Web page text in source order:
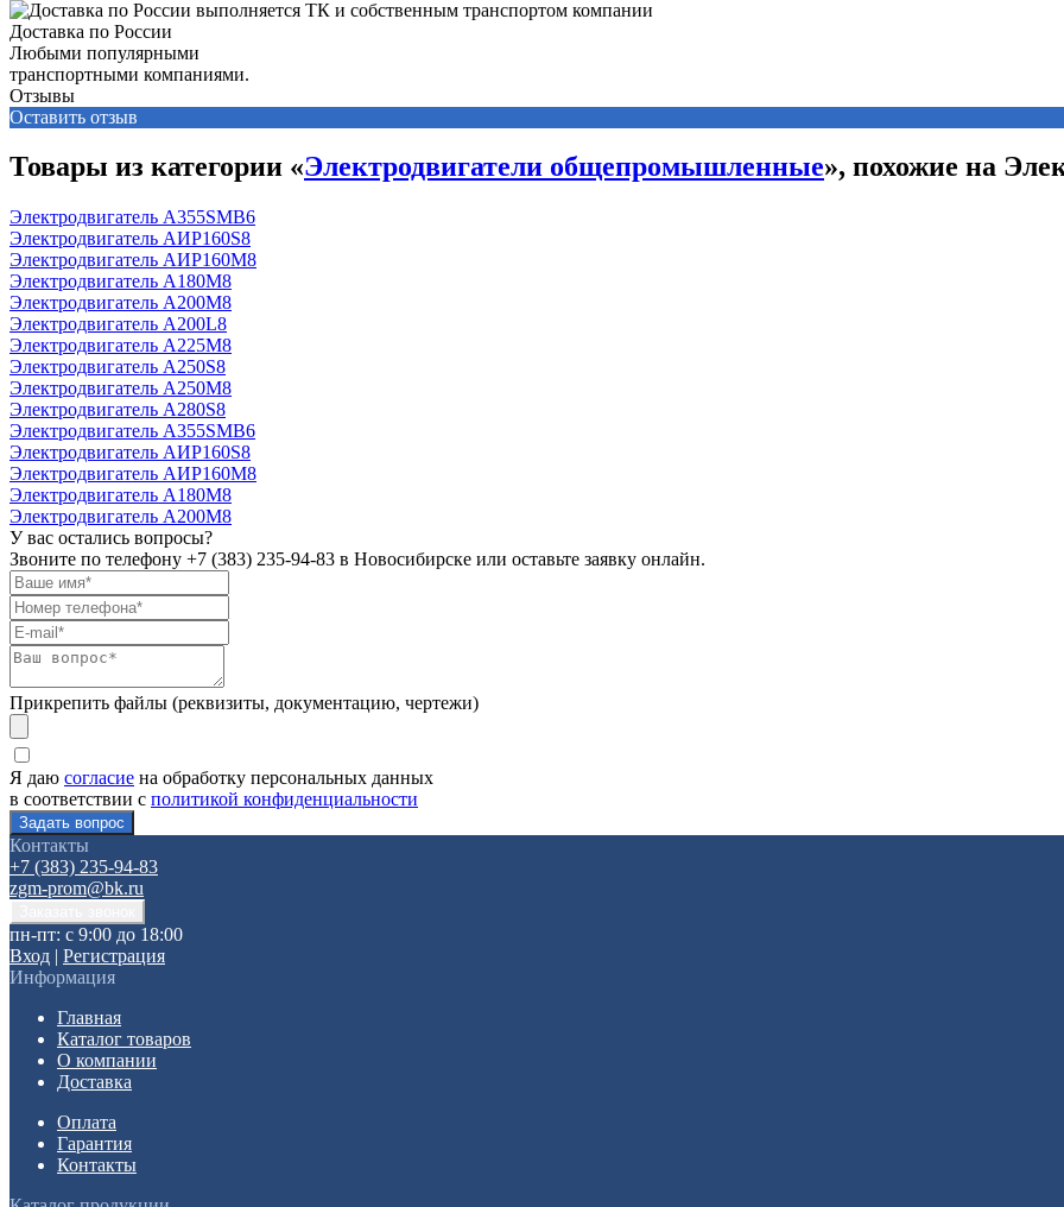
Доставка по России
Любыми популярными
транспортными компаниями.
Отзывы
Оставить отзыв
Товары из категории «Электродвигатели общепромышленные», похожие на
Электродвигатель А355SМВ6
Электродвигатель АИР160S8
Электродвигатель АИР160М8
Электродвигатель А180М8
Электродвигатель А200М8
Электродвигатель А200L8
Электродвигатель А225М8
Электродвигатель А250S8
Электродвигатель А250М8
Электродвигатель А280S8
Электродвигатель А355SМВ6
Электродвигатель АИР160S8
Электродвигатель АИР160М8
Электродвигатель А180М8
Электродвигатель А200М8
У вас остались вопросы?
Звоните по телефону +7 (383) 235-94-83 в Новосибирске или оставьте заявку онлайн.
Прикрепить файлы (реквизиты, документацию, чертежи)
Я даю согласие на обработку персональных данных
в соответствии с политикой конфиденциальности
Контакты
+7 (383) 235-94-83
zgm-prom@bk.ru
пн-пт: с 9:00 до 18:00
Вход | Регистрация
Информация
Главная
Каталог товаров
О компании
Доставка
Оплата
Гарантия
Контакты